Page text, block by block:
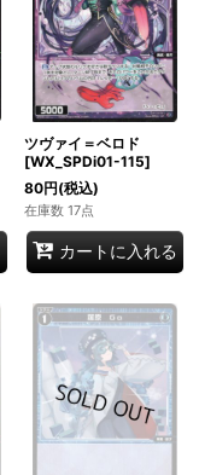
ツヴァイ＝ベロド
[WX_SPDi01-115]
80円(税込)
在庫数 17点
カートに入れる